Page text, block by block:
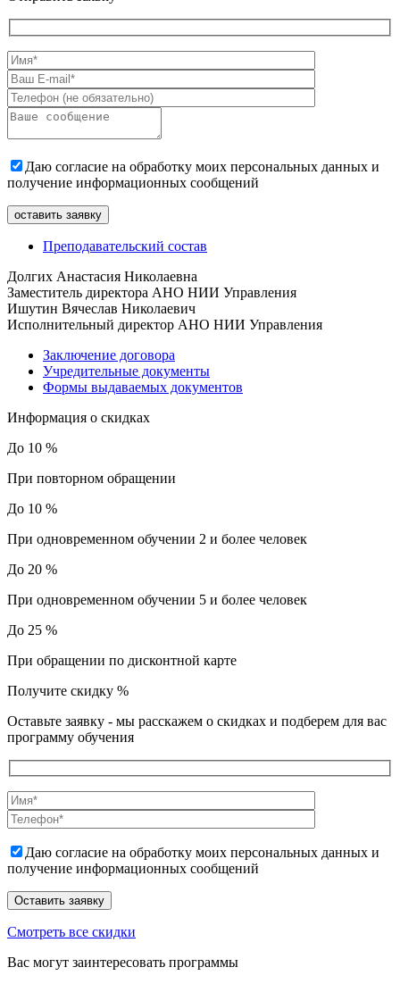
Даю согласие на обработку моих персональных данных и
получение информационных сообщений
Преподавательский состав
Долгих Анастасия Николаевна
Заместитель директора АНО НИИ Управления
Ишутин Вячеслав Николаевич
Исполнительный директор АНО НИИ Управления
Заключение договора
Учредительные документы
Формы выдаваемых документов
Информация о скидках
До 10 %
При повторном обращении
До 10 %
При одновременном обучении 2 и более человек
До 20 %
При одновременном обучении 5 и более человек
До 25 %
При обращении по дисконтной карте
Получите скидку %
Оставьте заявку - мы расскажем о скидках и подберем для вас
программу обучения
Даю согласие на обработку моих персональных данных и
получение информационных сообщений
Смотреть все скидки
Вас могут заинтересовать программы